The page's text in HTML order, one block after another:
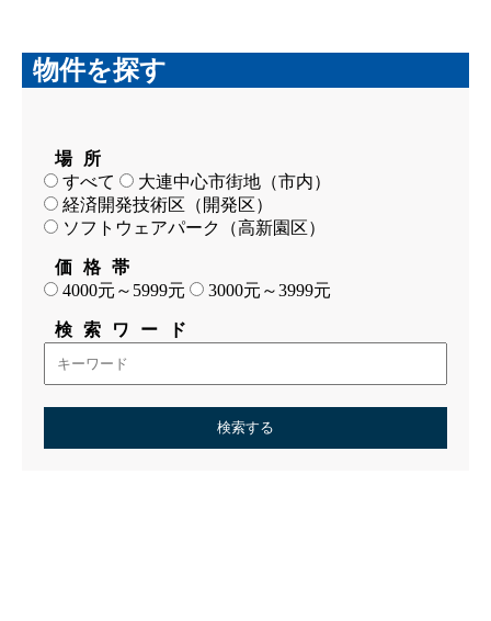
物件を探す
場所
すべて
大連中心市街地（市内）
経済開発技術区（開発区）
ソフトウェアパーク（高新園区）
価格帯
4000元～5999元
3000元～3999元
検索ワード